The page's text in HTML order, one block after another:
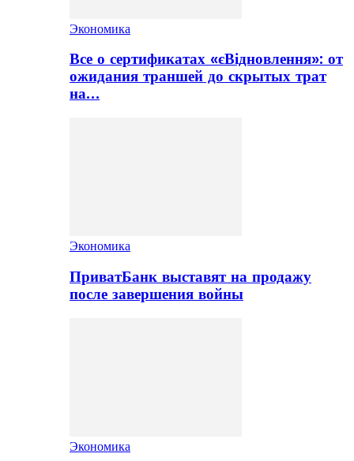
Экономика
Все о сертификатах «єВідновлення»: от
ожидания траншей до скрытых трат
на…
Экономика
ПриватБанк выставят на продажу
после завершения войны
Экономика